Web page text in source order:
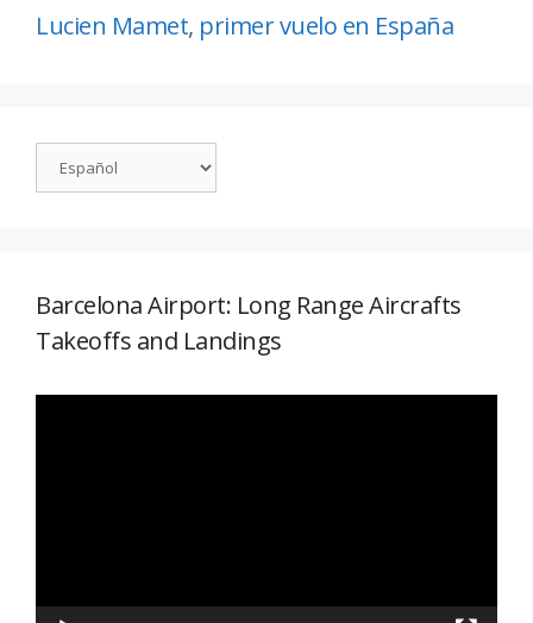
Lucien Mamet, primer vuelo en España
Barcelona Airport: Long Range Aircrafts
Takeoffs and Landings